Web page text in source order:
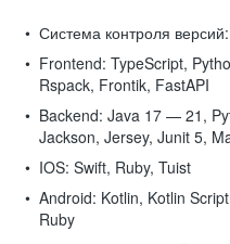
Система контроля версий:
Frontend: TypeScript,
Rspack, Frontik, FastAPI
Backend: Java 17 — 21,
Jackson, Jersey, Junit 5,
IOS: Swift, Ruby, Tuist
Android: Kotlin, Kotlin
Ruby